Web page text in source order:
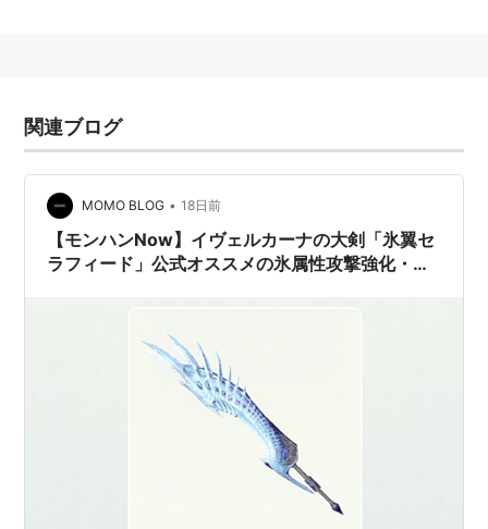
無印 MHG
ポータブル
MHP1 MHP2 MHP2G MHP3
Dynamic Hunting
関連ブログ
MOMO BLOG • 18日前
【モンハンNow】イヴェルカーナの大剣「氷翼セ
ラフィード」公式オススメの氷属性攻撃強化・集